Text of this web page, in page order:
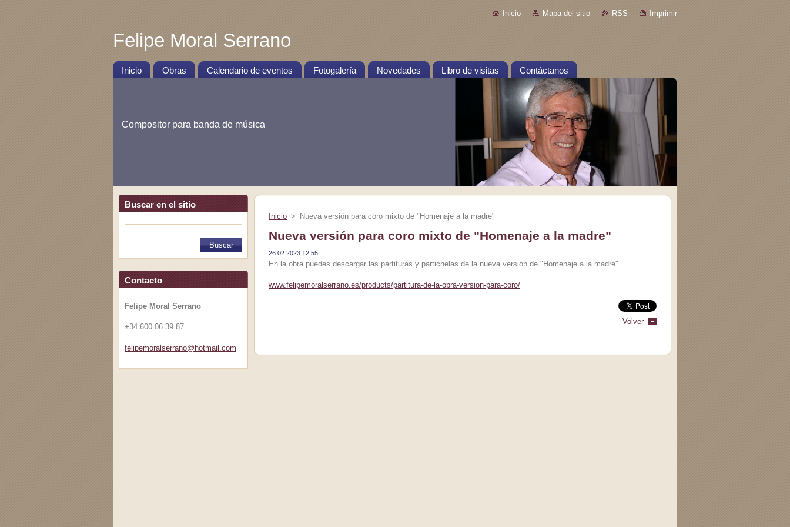
Inicio Mapa del sitio RSS Imprimir
Felipe Moral Serrano
Inicio Obras Calendario de eventos Fotogalería Novedades Libro de visitas Contáctanos
Compositor para banda de música
Buscar en el sitio
Contacto
Felipe Moral Serrano
+34.600.06.39.87
felipemoralserrano@hotmail.com
Inicio > Nueva versión para coro mixto de "Homenaje a la madre"
Nueva versión para coro mixto de "Homenaje a la madre"
26.02.2023 12:55
En la obra puedes descargar las partituras y partichelas de la nueva versión de "Homenaje a la madre"
www.felipemoralserrano.es/products/partitura-de-la-obra-version-para-coro/
Volver